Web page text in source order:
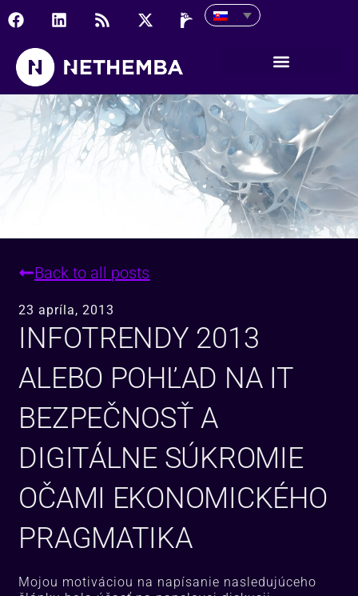
Infotrendy 2013 alebo
Back to all posts
23 apríla, 2013
INFOTRENDY 2013
ALEBO POHĽAD NA IT
BEZPEČNOSŤ A
DIGITÁLNE SÚKROMIE
OČAMI EKONOMICKÉHO
PRAGMATIKA
Mojou motiváciou na napísanie nasledujúceho